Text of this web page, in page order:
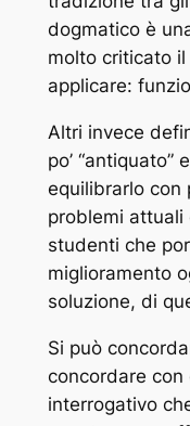
dogmatico è
molto criticato
applicare:
Altri invece
po’
equilibrarlo con
problemi attuali
studenti che
miglioramento
soluzione, di
Si può
concordare con
interrogativo